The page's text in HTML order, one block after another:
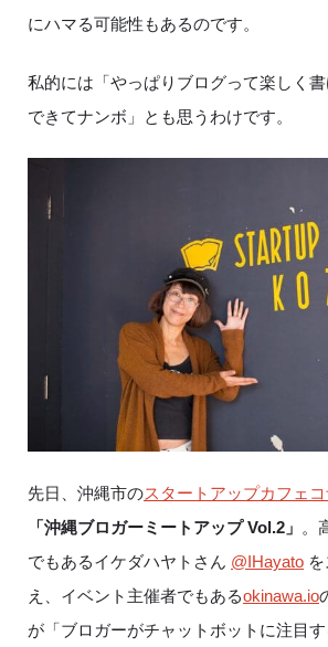
にハマる可能性もあるのです。
私的には「やっぱりブログって楽しく
できてナンボ」とも思うわけです。
先日、沖縄市のスタートアップカフェ
「沖縄ブロガーミートアップ Vol.2」 。
でもあるイケダハヤトさん @IHayato
え、イベント主催者でもあるokinawa.io
が「ブロガーがチャットボットに注目